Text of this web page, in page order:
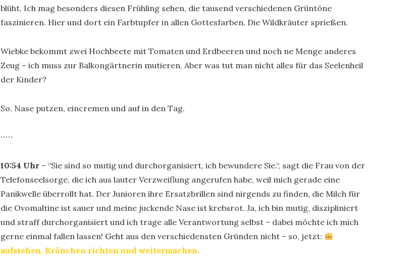
blüht. Ich mag besonders diesen Frühling sehen, die tausend verschiedenen Grüntöne
faszinieren. Hier und dort ein Farbtupfer in allen Gottesfarben. Die Wildkräuter sprießen.
Wiebke bekommt zwei Hochbeete mit Tomaten und Erdbeeren und noch ne Menge anderes
Zeug – ich muss zur Balkongärtnerin mutieren. Aber was tut man nicht alles für das Seelenheil
der Kinder?
So, Nase putzen, eincremen und auf in den Tag.
∙∙∙∙∙
10:54 Uhr – “Sie sind so mutig und durchorganisiert, ich bewundere Sie.“, sagt die Frau von der
Telefonseelsorge, die ich aus lauter Verzweiflung angerufen habe, weil mich gerade eine
Panikwelle überrollt hat. Der Junioren ihre Ersatzbrillen sind nirgends zu finden, die Milch für
die Ovomaltine ist sauer und meine juckende Nase ist krebsrot. Ja, ich bin mutig, diszipliniert
und straff durchorganisiert und ich trage alle Verantwortung selbst – dabei möchte ich mich
gerne einmal fallen lassen! Geht aus den verschiedensten Gründen nicht – so, jetzt:
aufstehen, Krönchen richten und weitermachen.